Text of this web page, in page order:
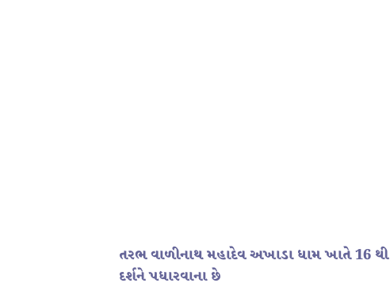
તરભ વાળીનાથ મહાદેવ અખાડા ધામ ખાતે 16
દર્શને પધારવાના છે